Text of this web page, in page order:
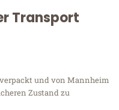
Transport
und von Mannheim
Zustand zu